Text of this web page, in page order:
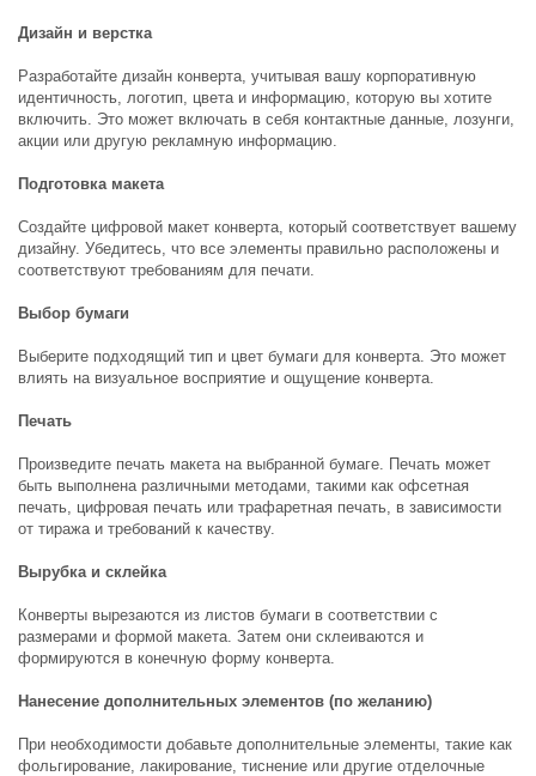
Дизайн и верстка
Разработайте дизайн конверта, учитывая вашу корпоративную
идентичность, логотип, цвета и информацию, которую вы хотите
включить. Это может включать в себя контактные данные, лозунги,
акции или другую рекламную информацию.
Подготовка макета
Создайте цифровой макет конверта, который соответствует вашему
дизайну. Убедитесь, что все элементы правильно расположены и
соответствуют требованиям для печати.
Выбор бумаги
Выберите подходящий тип и цвет бумаги для конверта. Это может
влиять на визуальное восприятие и ощущение конверта.
Печать
Произведите печать макета на выбранной бумаге. Печать может
быть выполнена различными методами, такими как офсетная
печать, цифровая печать или трафаретная печать, в зависимости
от тиража и требований к качеству.
Вырубка и склейка
Конверты вырезаются из листов бумаги в соответствии с
размерами и формой макета. Затем они склеиваются и
формируются в конечную форму конверта.
Нанесение дополнительных элементов (по желанию)
При необходимости добавьте дополнительные элементы, такие как
фольгирование, лакирование, тиснение или другие отделочные